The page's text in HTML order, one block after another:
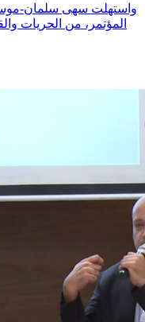
واستهلت سهى سلمان-موسى
المؤتمر، من الحريات